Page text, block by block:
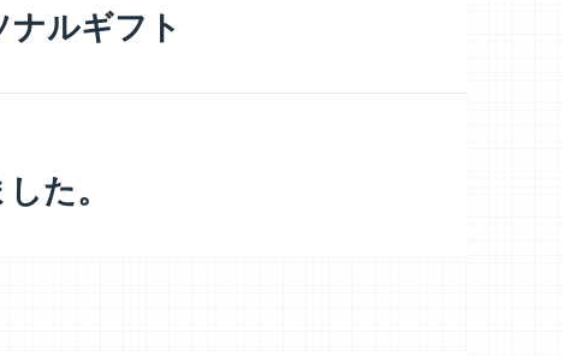
ルギフト
た。